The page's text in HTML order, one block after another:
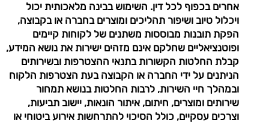
אחרים בכפוף לכל דין. השימוש בבינה מלאכותית יכול
ויכלול טיוב ושיפור תהליכים ומוצרים בחברה או בקבוצה,
הפקת תובנות מבוססות משתנים של לקוחות קיימים
ופוטנציאליים שחלקם אינם מזהים ישירות את נושא המידע,
קבלת החלטות הקשורות בתנאי ההצטרפות ובשירותים
הניתנים על ידי החברה או הקבוצה בעת הצטרפות הלקוח
ובמהלך חיי השירות, לרבות החלטות בנושא תמחור
שירותים ומוצרים, חיתום, איתור הונאות, יישוב תביעות,
וצרכים עסקיים, כולל הסיכוי להתרחשות אירוע ביטוחי או